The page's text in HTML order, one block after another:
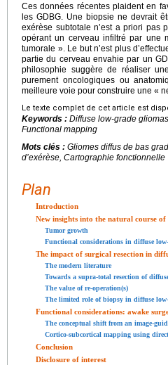
Ces données récentes plaident en
les GDBG. Une biopsie ne devrait
exérèse subtotale n’est a priori pas
opérant un cerveau infiltré par une
tumorale ». Le but n’est plus
partie du cerveau envahie par un
philosophie suggère de réaliser
purement oncologiques ou
meilleure voie pour construire une «
Le texte complet de cet article est
Keywords : Diffuse low-grade
Functional mapping
Mots clés : Gliomes diffus de bas
d’exérèse, Cartographie fonctionnelle
Plan
Introduction
New insights into the natural course
Tumor growth
Functional considerations in diffuse
The impact of surgical resection in
The modern literature
Towards a supra-total resection of
The value of re-operation(s)
The limited role of biopsy in diffuse
Functional considerations: awake
The conceptual shift from an image-
Cortico-subcortical mapping using
Conclusion
Disclosure of interest